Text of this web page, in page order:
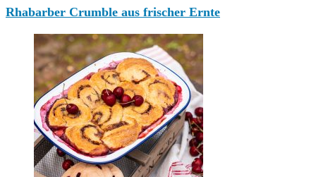
Rhabarber Crumble aus frischer Ernte